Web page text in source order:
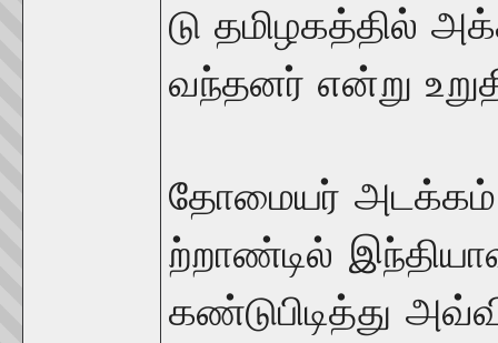
டு தமிழகத்தில்
வந்தனர் என்று
தோமையர் அடக்கம்
ற்றாண்டில்
கண்டுபிடித்து